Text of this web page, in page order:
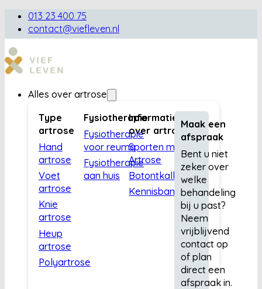
013 23 400 75
contact@viefleven.nl
Alles over artrose
Type
artrose
Hand
artrose
Voet
artrose
Knie
artrose
Heup
artrose
Polyartrose
Fysiotherapie
Fysiotherapie
voor reuma
Fysiotherapie
aan huis
Informatie
over artrose
Sporten met
Artrose
Botontkalking
Kennisbank
Maak een
afspraak
Bent u niet
zeker over
welke
behandeling
bij u past?
Neem
vrijblijvend
contact op
of plan
direct een
afspraak in.